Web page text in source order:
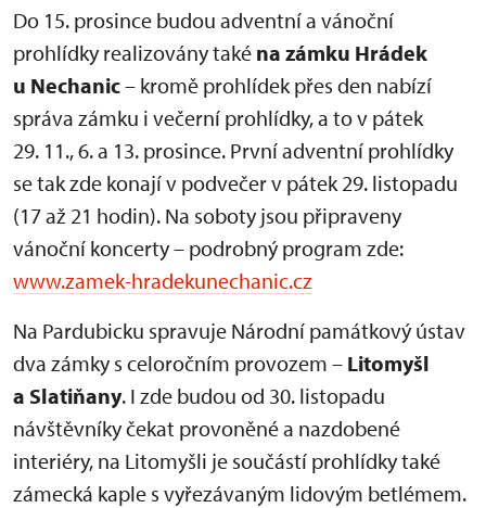
Do 15. prosince budou adventní a vánoční
prohlídky realizovány také na zámku Hrádek
u Nechanic– kromě prohlídek přes den nabízí
správa zámku i večerní prohlídky, a to v pátek
29. 11., 6. a 13. prosince. První adventní prohlídky
se tak zde konají v podvečer v pátek 29. listopadu
(17 až 21 hodin). Na soboty jsou připraveny
vánoční koncerty – podrobný program zde:
www.zamek-hradekunechanic.cz
Na Pardubicku spravuje Národní památkový ústav
dva zámky s celoročním provozem – Litomyšl
a Slatiňany. I zde budou od 30. listopadu
návštěvníky čekat provoněné a nazdobené
interiéry, na Litomyšli je součástí prohlídky také
zámecká kaple s vyřezávaným lidovým betlémem.